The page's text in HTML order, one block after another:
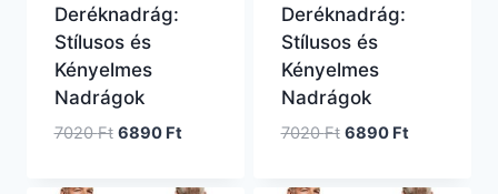
Deréknadrág:
Stílusos és
Kényelmes
Nadrágok
7020Ft Original
6890 FtCurrent
is:
Deréknadrág:
Stílusos és
Kényelmes
Nadrágok
7020Ft Original
6890 FtCurrent
is: